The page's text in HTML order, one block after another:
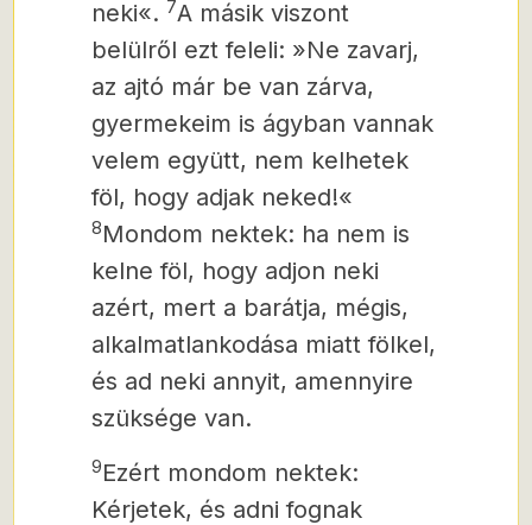
neki«. 7A másik viszont
belülről ezt feleli: »Ne zavarj,
az ajtó már be van zárva,
gyermekeim is ágyban vannak
velem együtt, nem kelhetek
föl, hogy adjak neked!«
8Mondom nektek: ha nem is
kelne föl, hogy adjon neki
azért, mert a barátja, mégis,
alkalmatlankodása miatt fölkel,
és ad neki annyit, amennyire
szüksége van.
9Ezért mondom nektek:
Kérjetek, és adni fognak